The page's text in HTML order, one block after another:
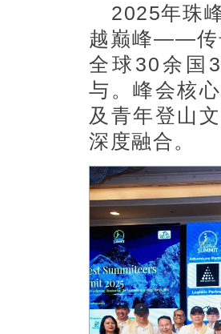
2025年珠
越巅峰——传
全球30余国
与。峰会核
及青年登山
深度融合。